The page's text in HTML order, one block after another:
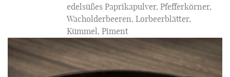
edelsüßes Paprikapulver, Pfefferkörner,
Wacholderbeeren, Lorbeerblätter,
Kümmel, Piment